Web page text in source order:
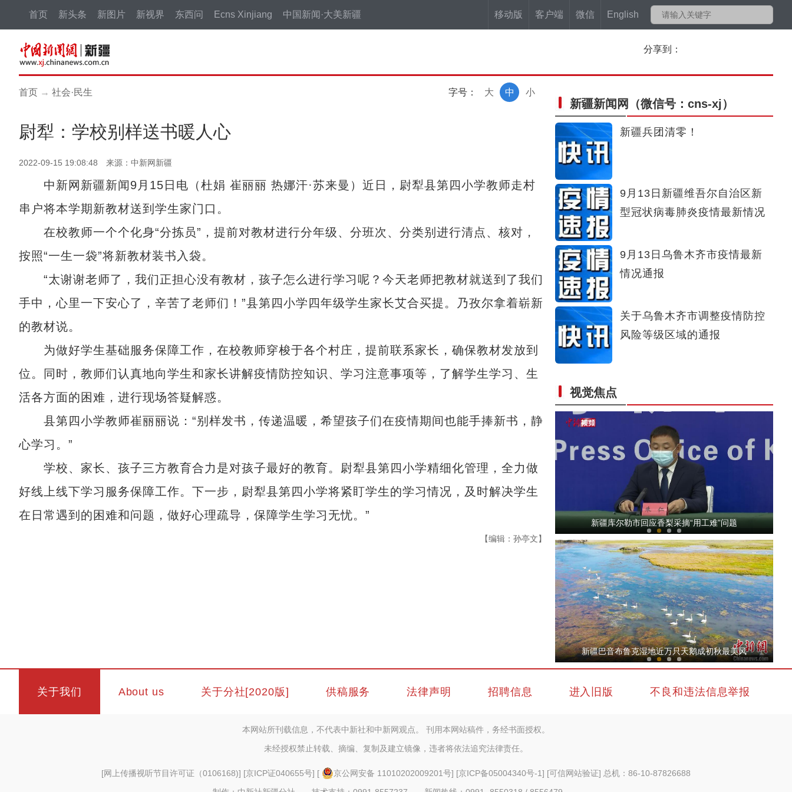
移动版 客户端 微信 English
首页 新头条 新图片 新视界 东西问 Ecns Xinjiang 中国新闻·大美新疆
分享到：
首页 → 社会·民生 字号： 小
中
大
尉犁：学校别样送书暖人心
2022-09-15 19:08:48 来源：中新网新疆
中新网新疆新闻9月15日电（杜娟 崔丽丽 热娜汗·苏来曼）近日，尉犁县第四小学教师走村
串户将本学期新教材送到学生家门口。
在校教师一个个化身“分拣员”，提前对教材进行分年级、分班次、分类别进行清点、核对，
按照“一生一袋”将新教材装书入袋。
“太谢谢老师了，我们正担心没有教材，孩子怎么进行学习呢？今天老师把教材就送到了我们
手中，心里一下安心了，辛苦了老师们！”县第四小学四年级学生家长艾合买提。乃孜尔拿着崭新
的教材说。
为做好学生基础服务保障工作，在校教师穿梭于各个村庄，提前联系家长，确保教材发放到
位。同时，教师们认真地向学生和家长讲解疫情防控知识、学习注意事项等，了解学生学习、生
活各方面的困难，进行现场答疑解惑。
县第四小学教师崔丽丽说：“别样发书，传递温暖，希望孩子们在疫情期间也能手捧新书，静
心学习。”
学校、家长、孩子三方教育合力是对孩子最好的教育。尉犁县第四小学精细化管理，全力做
好线上线下学习服务保障工作。下一步，尉犁县第四小学将紧盯学生的学习情况，及时解决学生
在日常遇到的困难和问题，做好心理疏导，保障学生学习无忧。”
【编辑：孙亭文】
新疆新闻网 （微信号：cns-xj）
新疆兵团清零！
9月13日新疆维吾尔自治区新
型冠状病毒肺炎疫情最新情况
9月13日乌鲁木齐市疫情最新
情况通报
关于乌鲁木齐市调整疫情防控
风险等级区域的通报
视觉焦点
新疆阿克苏边境管理支队民警成功救助国家二
【坐标中国】中国跨度——为何要在沙漠建铁
新疆库尔勒市回应香梨采摘“用工难”问题
新疆特克斯县：秋日乡村秋色正美
新疆阿克苏边境管理支队民警成功救助国家二
新疆巴音布鲁克湿地近万只天鹅成初秋最美风
关于我们 About us 关于分社[2020版] 供稿服务 法律声明 招聘信息 进入旧版 不良和违法信息举报
本网站所刊载信息，不代表中新社和中新网观点。 刊用本网站稿件，务经书面授权。
未经授权禁止转载、摘编、复制及建立镜像，违者将依法追究法律责任。
[网上传播视听节目许可证（0106168)] [京ICP证040655号] [ 京公网安备 11010202009201号] [京ICP备05004340号-1] [可信网站验证] 总机：86-10-87826688